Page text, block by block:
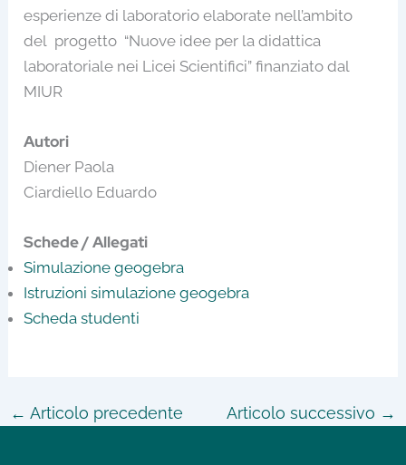
esperienze di laboratorio elaborate nell’ambito
del progetto “Nuove idee per la didattica
laboratoriale nei Licei Scientifici” finanziato dal
MIUR
Autori
Diener Paola
Ciardiello Eduardo
Schede / Allegati
Simulazione geogebra
Istruzioni simulazione geogebra
Scheda studenti
← Articolo precedente Articolo successivo →